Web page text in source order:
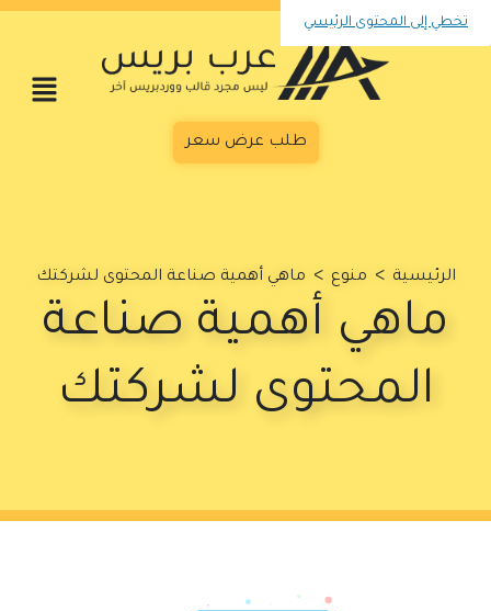
تخطي إلى المحتوى الرئيسي
طلب عرض سعر
الرئيسية > منوع > ماهي أهمية صناعة المحتوى لشركتك
ماهي أهمية صناعة
المحتوى لشركتك